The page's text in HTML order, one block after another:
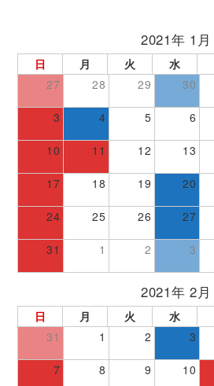
2021年 1月
日 月 火 水
27
28 29 30
3 4 5 6
10 11 12 13
17 18 19 20
24 25 26 27
31 1 2 3
2021年 2月
日 月 火 水
31
1 2 3
7 8 9 10